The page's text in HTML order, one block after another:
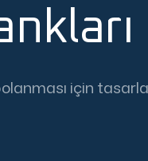
için